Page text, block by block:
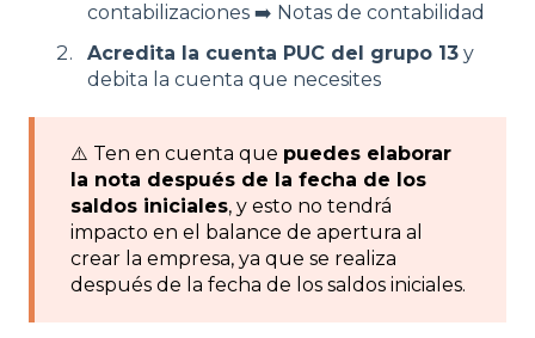
contabilizaciones ➡️ Notas de contabilidad
Acredita la cuenta PUC del grupo 13 y
debita la cuenta que necesites
⚠️ Ten en cuenta que puedes elaborar
la nota después de la fecha de los
saldos iniciales, y esto no tendrá
impacto en el balance de apertura al
crear la empresa, ya que se realiza
después de la fecha de los saldos iniciales.